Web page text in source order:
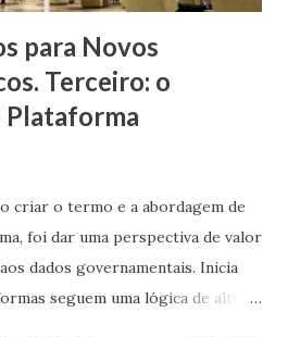
para Novos
Terceiro: o
Plataforma
criar o termo e a abordagem de
foi dar uma perspectiva de valor
dados governamentais. Inicia
seguem uma lógica de alto